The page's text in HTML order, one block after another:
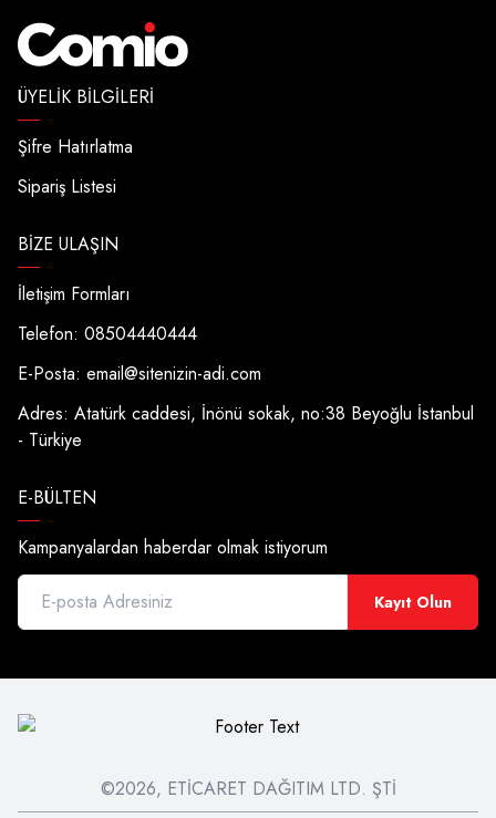
ÜYELIK BILGILERI
Şifre Hatırlatma
Sipariş Listesi
BIZE ULAŞIN
İletişim Formları
Telefon: 08504440444
E-Posta: email@sitenizin-adi.com
Adres: Atatürk caddesi, İnönü sokak, no:38 Beyoğlu İstanbul
- Türkiye
E-BÜLTEN
Kampanyalardan haberdar olmak istiyorum
Kayıt Olun
©2026, ETİCARET DAĞITIM LTD. ŞTİ